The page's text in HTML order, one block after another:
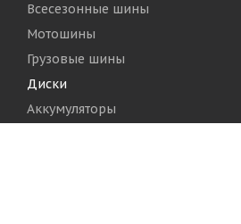
Всесезонные шины
Мотошины
Грузовые шины
Диски
Аккумуляторы